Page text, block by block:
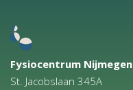
Fysiocentrum Nijmegen
St. Jacobslaan 345A